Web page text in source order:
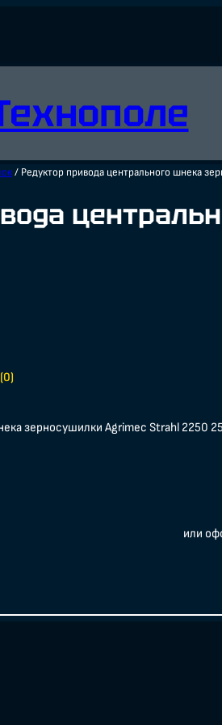
/ Редуктор привода центрального шнека
зерносушилки Agrimec Strahl 2250
или